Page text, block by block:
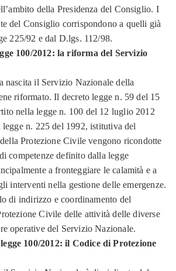
della Presidenza del Consiglio. I
del Consiglio corrispondono a quelli già
225/92 e dal D.lgs. 112/98.
100/2012: la riforma del Servizio
nascita il Servizio Nazionale della
riformato. Il decreto legge n. 59 del 15
nella legge n. 100 del 12 luglio 2012
n. 225 del 1992, istitutiva del
Protezione Civile vengono ricondotte
competenze definito dalla legge
a fronteggiare le calamità e a
interventi nella gestione delle emergenze.
di indirizzo e coordinamento del
Civile delle attività delle diverse
operative del Servizio Nazionale.
100/2012: il Codice di Protezione